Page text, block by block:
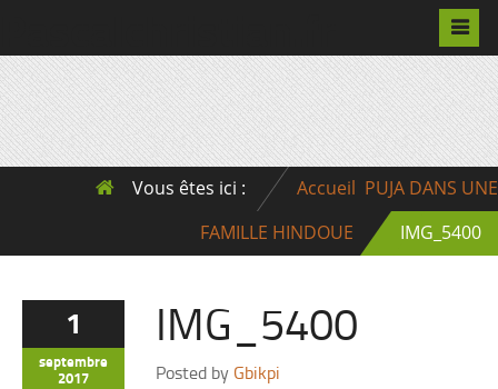
Vous êtes ici : Accueil PUJA DANS UNE
FAMILLE HINDOUE
IMG_5400
1
septembre
2017
IMG_5400
Posted by Gbikpi